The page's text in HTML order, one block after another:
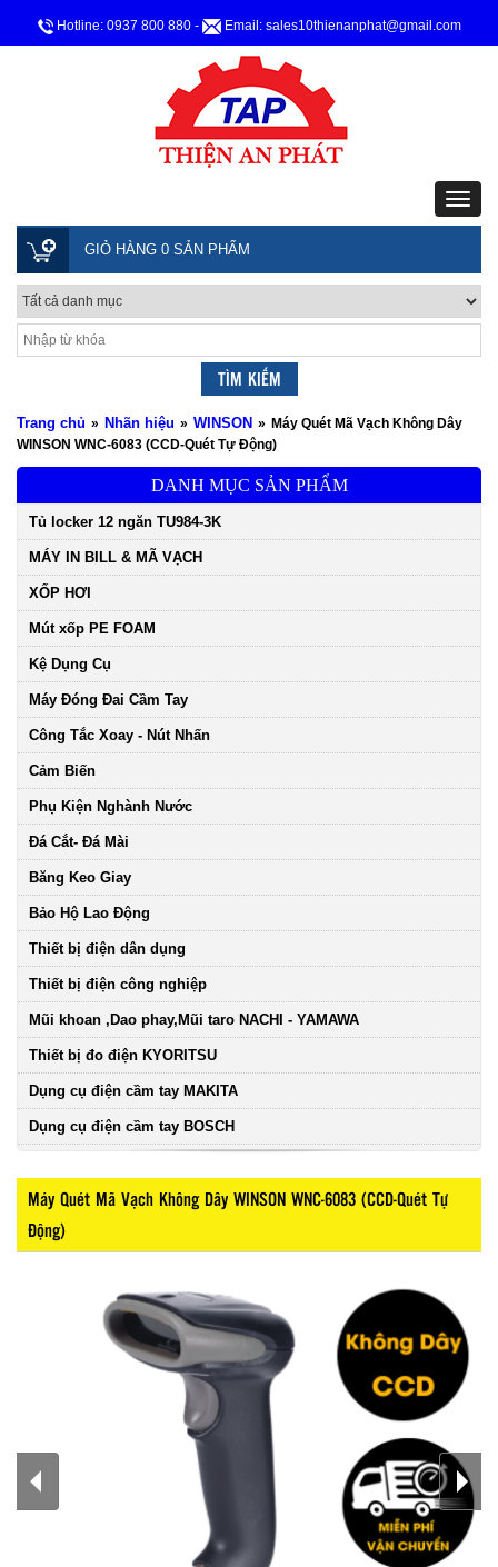
Hotline: 0937 800 880 - Email: sales10thienanphat@gmail.com
GIỎ HÀNG 0 SẢN PHẨM
Trang chủ » Nhãn hiệu » WINSON » Máy Quét Mã Vạch Không Dây
WINSON WNC-6083 (CCD-Quét Tự Động)
DANH MỤC SẢN PHẨM
Tủ locker 12 ngăn TU984-3K
MÁY IN BILL & MÃ VẠCH
XỐP HƠI
Mút xốp PE FOAM
Kệ Dụng Cụ
Máy Đóng Đai Cầm Tay
Công Tắc Xoay - Nút Nhấn
Cảm Biến
Phụ Kiện Nghành Nước
Đá Cắt- Đá Mài
Băng Keo Giay
Bảo Hộ Lao Động
Thiết bị điện dân dụng
Thiết bị điện công nghiệp
Mũi khoan ,Dao phay,Mũi taro NACHI - YAMAWA
Thiết bị đo điện KYORITSU
Dụng cụ điện cầm tay MAKITA
Dụng cụ điện cầm tay BOSCH
Máy Quét Mã Vạch Không Dây WINSON WNC-6083 (CCD-Quét Tự
Động)